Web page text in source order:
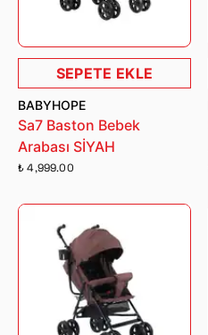
SEPETE EKLE
BABYHOPE
Sa7 Baston Bebek
Arabası SİYAH
₺ 4,999.00